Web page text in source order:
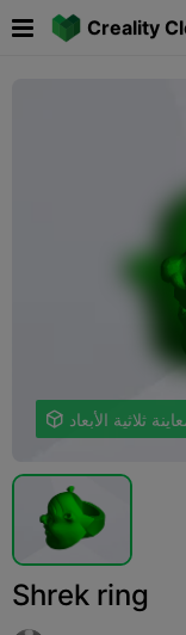
Creality
 ثلاثية الأبعاد
Shrek ring